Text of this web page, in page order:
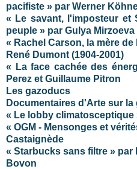
pacifiste » par Werner
« Le savant, l'imposteur et
peuple » par Gulya Mirzoeva
« Rachel Carson, la mère
René Dumont (1904-2001)
« La face cachée des
Perez et Guillaume Pitron
Les gazoducs
Documentaires d'Arte sur la
« Le lobby climatosceptique
« OGM - Mensonges et
Castaignède
« Starbucks sans filtre » par
Bovon